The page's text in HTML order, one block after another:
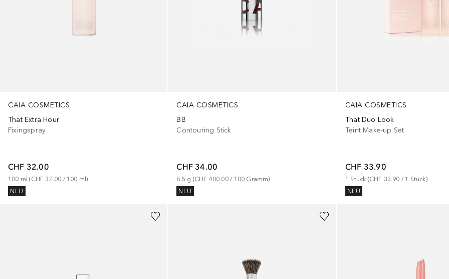
CAIA COSMETICS
That Extra Hour
Fixingspray
CHF 32.00
100 ml (CHF 32.00 / 100 ml)
NEU
CAIA COSMETICS
BB
Contouring Stick
CHF 34.00
8.5 g (CHF 400.00 / 100 Gramm)
NEU
CAIA COSMETICS
That Duo Look
Teint Make-up Set
CHF 33.90
1 Stück (CHF 33.90 / 1 Stück)
NEU